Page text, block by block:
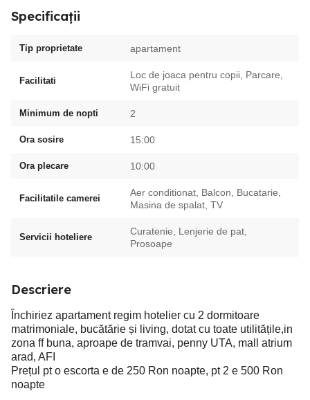
Specificații
Tip proprietate apartament
Facilitati
Loc de joaca pentru copii, Parcare,
WiFi gratuit
Minimum de nopti 2
Ora sosire 15:00
Ora plecare 10:00
Facilitatile camerei
Aer conditionat, Balcon, Bucatarie,
Masina de spalat, TV
Servicii hoteliere
Curatenie, Lenjerie de pat,
Prosoape
Descriere
Închiriez apartament regim hotelier cu 2 dormitoare
matrimoniale, bucătărie și living, dotat cu toate utilitățile,in
zona ff buna, aproape de tramvai, penny UTA, mall atrium
arad, AFI
Prețul pt o escorta e de 250 Ron noapte, pt 2 e 500 Ron
noapte